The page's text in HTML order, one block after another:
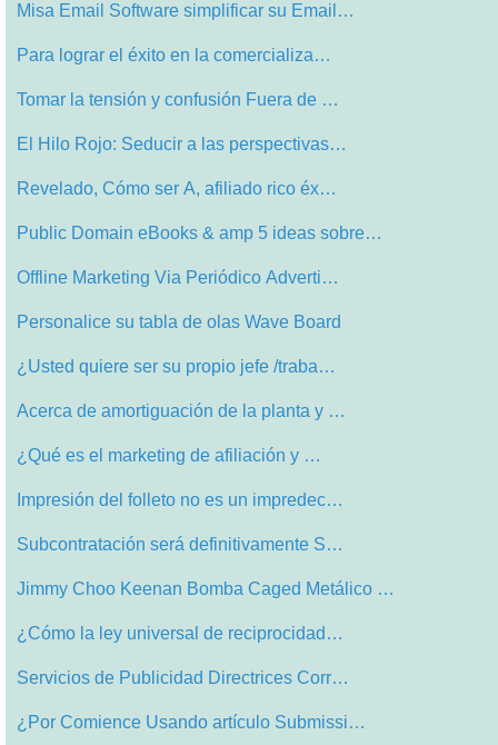
Misa Email Software simplificar su Email…
Para lograr el éxito en la comercializa…
Tomar la tensión y confusión Fuera de …
El Hilo Rojo: Seducir a las perspectivas…
Revelado, Cómo ser A, afiliado rico éx…
Public Domain eBooks & amp 5 ideas sobre…
Offline Marketing Via Periódico Adverti…
Personalice su tabla de olas Wave Board
¿Usted quiere ser su propio jefe /traba…
Acerca de amortiguación de la planta y …
¿Qué es el marketing de afiliación y …
Impresión del folleto no es un impredec…
Subcontratación será definitivamente S…
Jimmy Choo Keenan Bomba Caged Metálico …
¿Cómo la ley universal de reciprocidad…
Servicios de Publicidad Directrices Corr…
¿Por Comience Usando artículo Submissi…